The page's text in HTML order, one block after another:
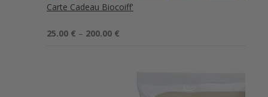
Carte Cadeau Biocoiff'
Note 5.00
25.00 € – 200.00 €